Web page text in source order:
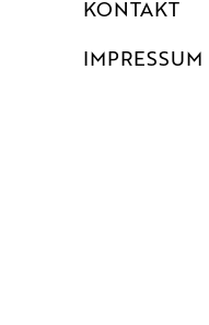
KONTAKT
IMPRESSUM